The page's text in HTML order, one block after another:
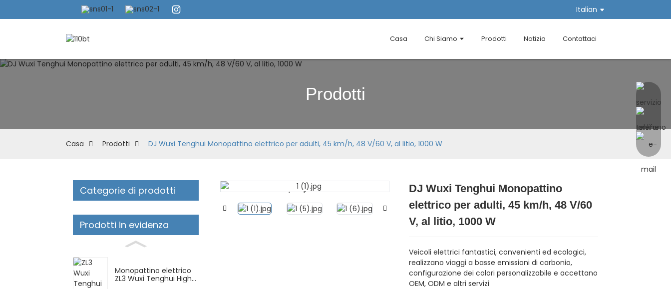
Italian
Casa Chi Siamo Prodotti Notizia Contattaci
Prodotti
Casa Prodotti DJ Wuxi Tenghui Monopattino elettrico per adulti, 45 km/h, 48 V/60 V, al litio, 1000 W
Categorie di prodotti
Prodotti in evidenza
Monopattino elettrico
ZL3 Wuxi Tenghui High...
Loading...
Loading... Loading...
Loading... Loading...
Loading...
DJ Wuxi Tenghui Monopattino
elettrico per adulti, 45 km/h, 48 V/60
V, al litio, 1000 W
Veicoli elettrici fantastici, convenienti ed ecologici,
realizzano viaggi a basse emissioni di carbonio,
configurazione dei colori personalizzabile e accettano
OEM, ODM e altri servizi